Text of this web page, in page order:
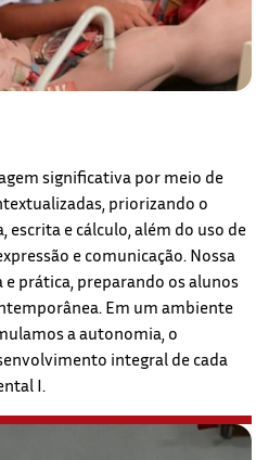
significativa por meio de
priorizando o
e cálculo, além do uso de
e comunicação. Nossa
prática, preparando os alunos
Em um ambiente
a autonomia, o
integral de cada
I.